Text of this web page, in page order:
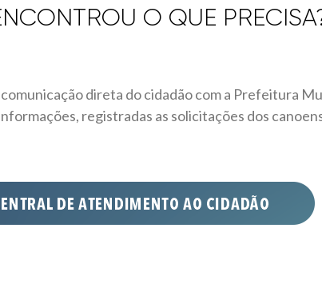
O QUE
direta do cidadão com a Prefeitura
registradas as solicitações dos